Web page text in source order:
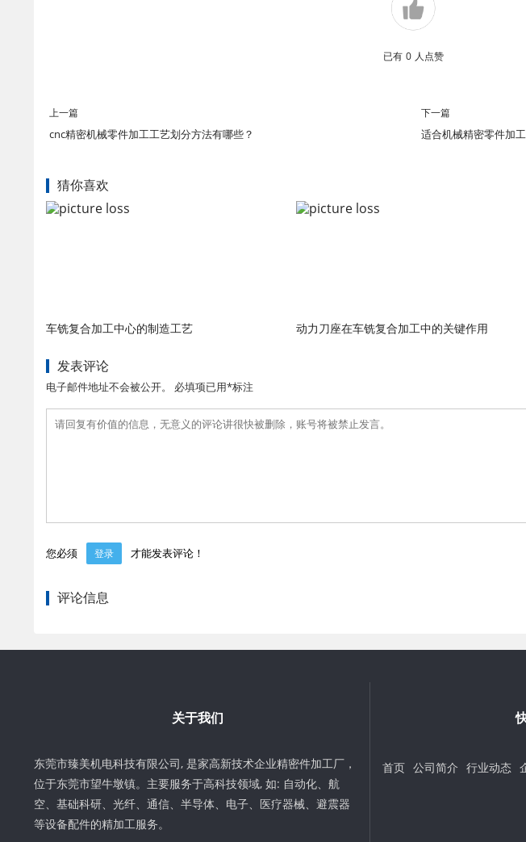
已有 0 人点赞
上一篇
cnc精密机械零件加工工艺划分方法有哪些？
下一篇
适合机械精密零件加
猜你喜欢
车铣复合加工中心的制造工艺 动力刀座在车铣复合加工中的关键作用
发表评论
电子邮件地址不会被公开。 必填项已用*标注
您必须 登录 才能发表评论！
评论信息
关于我们
东莞市臻美机电科技有限公司, 是家高新技术企业精密件加工厂，
位于东莞市望牛墩镇。主要服务于高科技领域, 如: 自动化、航
空、基础科研、光纤、通信、半导体、电子、医疗器械、避震器
等设备配件的精加工服务。
首页 公司简介 行业动态